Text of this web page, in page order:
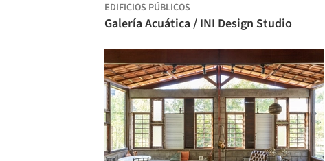
EDIFICIOS PÚBLICOS
Galería Acuática / INI Design Studio